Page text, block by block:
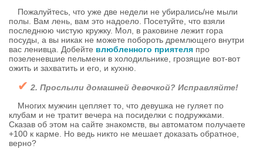
Пожалуйтесь, что уже две недели не убирались/не мыли
полы. Вам лень, вам это надоело. Посетуйте, что взяли
последнюю чистую кружку. Мол, в раковине лежит гора
посуды, а вы никак не можете побороть дремлющего внутри
вас ленивца. Добейте влюбленного приятеля про
позеленевшие пельмени в холодильнике, грозящие вот-вот
ожить и захватить и его, и кухню.
✔ 2. Прослыли домашней девочкой? Исправляйте!
Многих мужчин цепляет то, что девушка не гуляет по
клубам и не тратит вечера на посиделки с подружками.
Сказав об этом на сайте знакомств, вы автоматом получаете
+100 к карме. Но ведь никто не мешает доказать обратное,
верно?